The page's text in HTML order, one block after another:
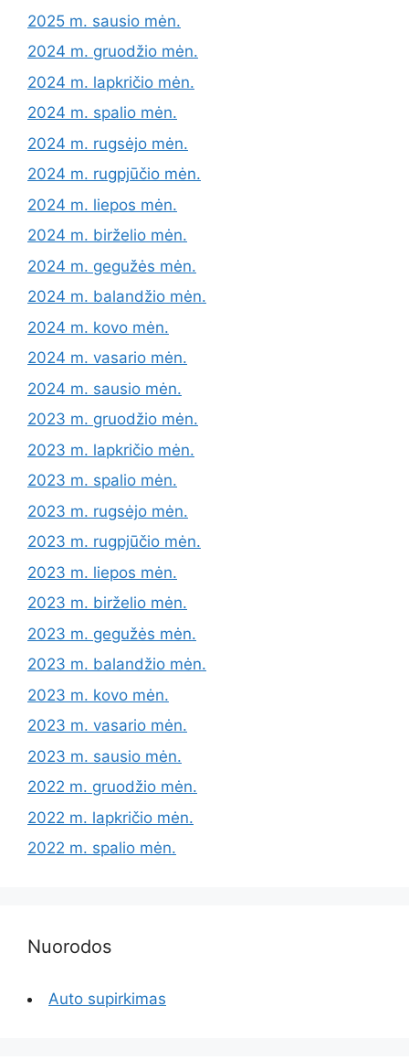
2025 m. sausio mėn.
2024 m. gruodžio mėn.
2024 m. lapkričio mėn.
2024 m. spalio mėn.
2024 m. rugsėjo mėn.
2024 m. rugpjūčio mėn.
2024 m. liepos mėn.
2024 m. birželio mėn.
2024 m. gegužės mėn.
2024 m. balandžio mėn.
2024 m. kovo mėn.
2024 m. vasario mėn.
2024 m. sausio mėn.
2023 m. gruodžio mėn.
2023 m. lapkričio mėn.
2023 m. spalio mėn.
2023 m. rugsėjo mėn.
2023 m. rugpjūčio mėn.
2023 m. liepos mėn.
2023 m. birželio mėn.
2023 m. gegužės mėn.
2023 m. balandžio mėn.
2023 m. kovo mėn.
2023 m. vasario mėn.
2023 m. sausio mėn.
2022 m. gruodžio mėn.
2022 m. lapkričio mėn.
2022 m. spalio mėn.
Nuorodos
Auto supirkimas